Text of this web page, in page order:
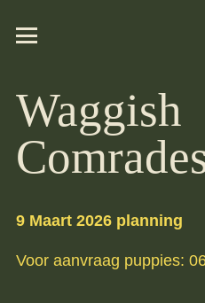
Waggish
9 Maart 2026 planning
Voor aanvraag puppies: